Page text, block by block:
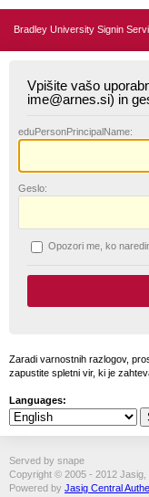
Bradley University Signin
Vpišite vašo
ime@arnes.si) in
eduPersonPrincipalName:
Geslo:
Opozori me, ko
Zaradi varnostnih razlogov,
zapustite spletni vir, ki je
Languages:
Served by snape
Copyright © 2005 - 2012 Jasig,
Powered by Jasig Central